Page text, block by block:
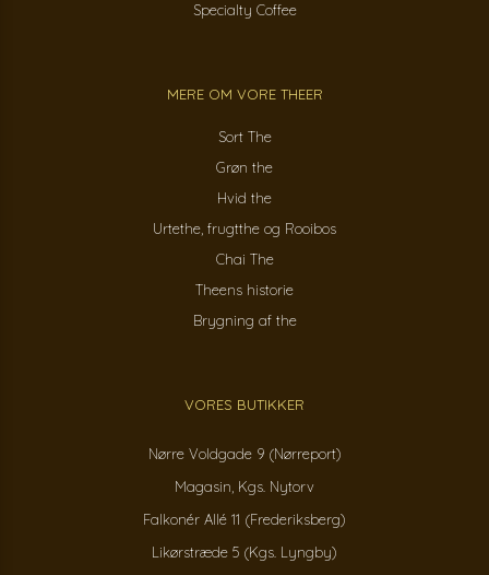
Specialty Coffee
MERE OM VORE THEER
Sort The
Grøn the
Hvid the
Urtethe, frugtthe og Rooibos
Chai The
Theens historie
Brygning af the
VORES BUTIKKER
Nørre Voldgade 9 (Nørreport)
Magasin, Kgs. Nytorv
Falkonér Allé 11 (Frederiksberg)
Likørstræde 5 (Kgs. Lyngby)